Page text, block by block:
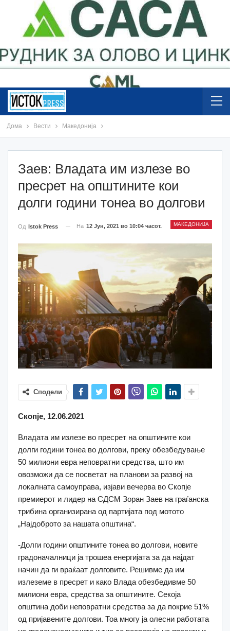
Дома Вести Македонија
Заев: Владата им излезе во
пресрет на општините кои
долги години тонеа во долгови
МАКЕДОНИЈА
Од Istok Press На 12 Јун, 2021 во 10:04 часот.
Сподели
Скопје, 12.06.2021
Владата им излезе во пресрет на општините кои
долги години тонеа во долгови, преку обезбедување
50 милиони евра неповратни средства, што им
овозможи да се посветат на планови за развој на
локалната самоуправа, изјави вечерва во Скопје
премиерот и лидер на СДСМ Зоран Заев на граѓанска
трибина организирана од партијата под мотото
„Најдоброто за нашата општина“.
-Долги години општините тонеа во долгови, новите
градоначалници ја трошеа енергијата за да најдат
начин да ги враќаат долговите. Решивме да им
излеземе в пресрет и како Влада обезбедивме 50
милиони евра, средства за општините. Секоја
општина доби неповратни средства за да покрие 51%
од пријавените долгови. Тоа многу ја олесни работата